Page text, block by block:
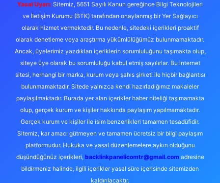
Yasal Uyarı: Sitemiz, 5651 Sayılı Kanun gereğince Bilgi Teknolojileri
ve İletişim Kurumu (BTK) tarafından onaylanmış bir Yer Sağlayıcı
olarak hizmet vermektedir. Bu nedenle, sitedeki içerikleri proaktif
olarak denetleme veya araştırma yükümlülüğümüz bulunmamaktadır.
Ancak, üyelerimiz yazdıkları içeriklerin sorumluluğunu taşımakta olup,
siteye üye olarak bu sorumluluğu kabul etmiş sayılırlar. Bu internet
sitesi, herhangi bir marka, kurum veya şahıs şirketi ile hiçbir bağlantısı
bulunmamaktadır. Sitede yalnızca kendi hazırladığımız makaleler
paylaşılmaktadır. Burada yer alan içerikler haber niteliği taşımamakta
olup, gerçek kurum ve kişiler hakkında paylaşım yapılmamaktadır.
Gerçek kurum ve kişiler ile isim benzerlikleri tamamen tesadüfidir.
Sitemiz, kar amacı gütmeyen ve tamamen ücretsiz bir bilgi paylaşım
platformudur. Hukuka ve yasal düzenlemelere aykırı olduğunu
düşündüğünüz içerikleri, backlinkpanelicomtr@gmail.comadresine
bildirmeniz halinde, ilgili içerikler yasal süre içerisinde sitemizden
kaldırılacaktır.